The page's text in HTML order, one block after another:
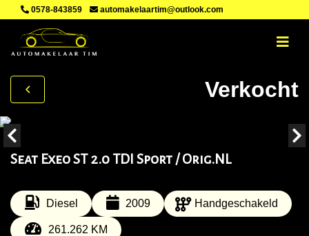
0578-843859 automakelaartim@outlook.com
Verkocht
Seat Exeo ST 2.0 TDI Sport / Orig.NL
Diesel 2009 Handgeschakeld
261.262 KM